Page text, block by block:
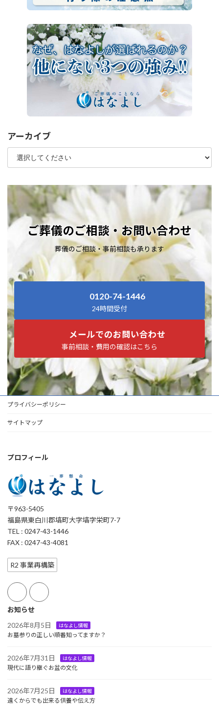
アーカイブ
ご葬儀のご相談・お問い合わせ
葬儀のご相談・事前相談も承ります
0120-74-1446
24時間受付
メールでのお問い合わせ
事前相談・費用の確認はこちら
プライバシーポリシー
サイトマップ
プロフィール
〒963-5405
福島県東白川郡塙町大字塙字栄町7-7
TEL : 0247-43-1446
FAX : 0247-43-4081
R2 事業再構築
お知らせ
2026年8月5日
はなよし情報
お墓参りの正しい順番知ってますか？
2026年7月31日 はなよし情報
現代に語り継ぐお盆の文化
2026年7月25日 はなよし情報
遠くからでも出来る供養や伝え方